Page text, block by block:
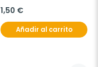
1,50 €
Añadir al carrito